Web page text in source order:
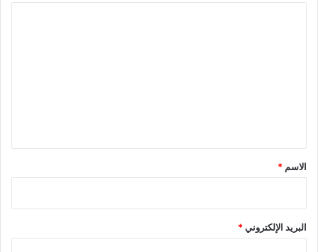
*
الاسم *
البريد الإلكتروني*